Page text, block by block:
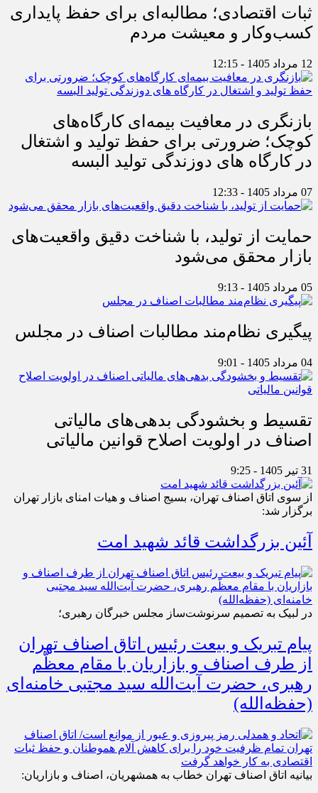
ثبات اقتصادی؛ مطالبه‌ای برای حفظ پایداری
کسب‌وکار و معیشت مردم
12 مرداد 1405 - 12:15
بازنگری در معافیت بیمه‌ای کارگاه‌های
کوچک؛ ضرورتی برای حفظ تولید و اشتغال
در کارگاه های دوزندگی تولید البسه
07 مرداد 1405 - 12:33
حمایت از تولید، با شناخت دقیق واقعیت‌های
بازار محقق می‌شود
05 مرداد 1405 - 9:13
پیگیری نظام‌مند مطالبات اصناف در مجلس
04 مرداد 1405 - 9:01
تقسیط و بخشودگی بدهی‌های مالیاتی
اصناف در اولویت اصلاح قوانین مالیاتی
31 تیر 1405 - 9:25
از سوی اتاق اصناف تهران، بسیج اصناف و هیات امنای بازار تهران
برگزار شد:
آئین بزرگداشت قائد شهید امت
در لبیک به تصمیم سرنوشت‌ساز مجلس خبرگان رهبری؛
پیام تبریک و بیعت رئیس اتاق اصناف تهران
از طرف اصناف و بازاریان با مقام معظّم
رهبری، حضرت آیت‌الله سید مجتبی خامنه‌ای
(حفظه‌الله)
بیانیه اتاق اصناف تهران خطاب به همشهریان، اصناف و بازاریان: